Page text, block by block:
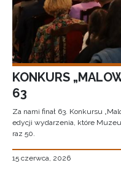
KONKURS
63
Za nami finał 63. Konkursu
edycji wydarzenia, które
raz 50.
15 czerwca, 2026